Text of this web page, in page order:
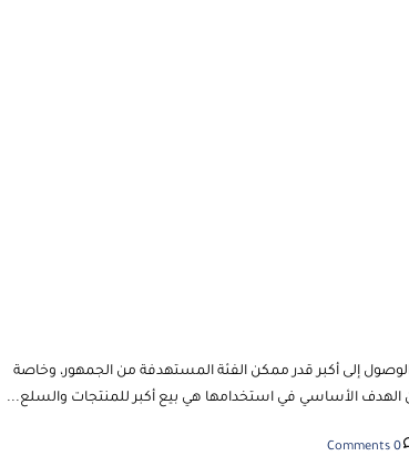
إلى أكبر قدر ممكن الفئة المستهدفة من الجمهور، وخاصة
الهدف الأساسي في استخدامها هي بيع أكبر للمنتجات والسلع...
0 Comments